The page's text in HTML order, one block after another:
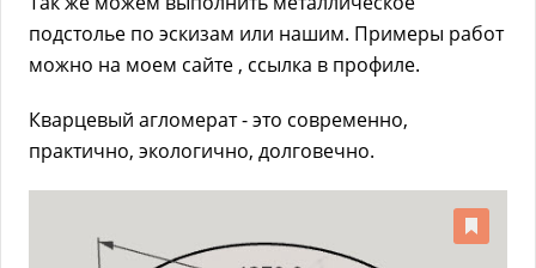
подстолье по эскизам или нашим. Примеры работ
можно на моем сайте , ссылка в профиле.
Кварцевый агломерат - это современно,
практично, экологично, долговечно.